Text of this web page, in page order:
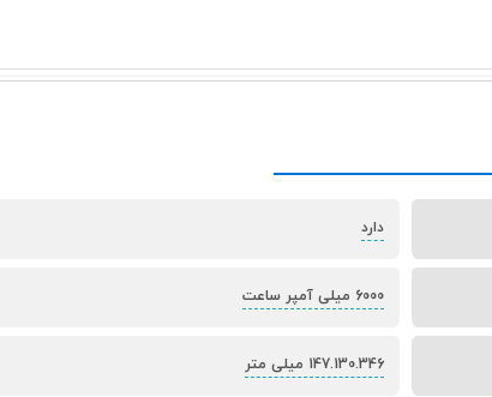
دارد
6000 میلی آمپر ساعت
147.130.346 میلی متر